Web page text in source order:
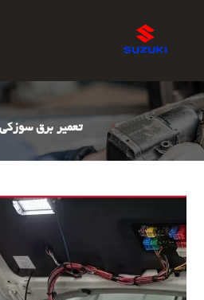
تعمیر برق سوزکی